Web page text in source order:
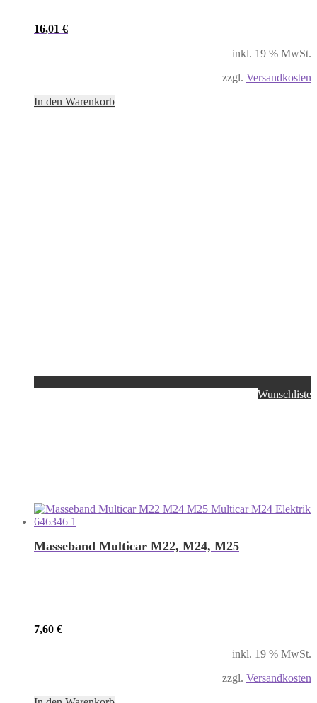
16,01 €
inkl. 19 % MwSt.
zzgl. Versandkosten
In den Warenkorb
Wunschliste
Masseband Multicar M22, M24, M25
7,60 €
inkl. 19 % MwSt.
zzgl. Versandkosten